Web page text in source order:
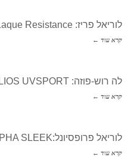
לוריאל פריז: Infallible Laque Resistance
קרא עוד ←
לה רוש-פוזה: ANTHELIOS UVSPORT
קרא עוד ←
לוריאל פרופסיונל:KERATIN ALPHA SLEEK
קרא עוד ←